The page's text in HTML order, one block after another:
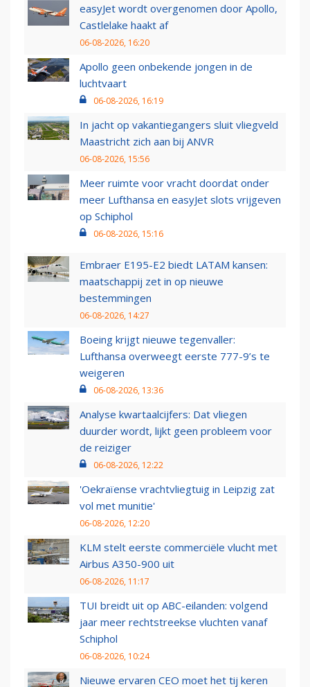
easyJet wordt overgenomen door Apollo,
Castlelake haakt af
06-08-2026, 16:20
Apollo geen onbekende jongen in de
luchtvaart
06-08-2026, 16:19
In jacht op vakantiegangers sluit vliegveld
Maastricht zich aan bij ANVR
06-08-2026, 15:56
Meer ruimte voor vracht doordat onder
meer Lufthansa en easyJet slots vrijgeven
op Schiphol
06-08-2026, 15:16
Embraer E195-E2 biedt LATAM kansen:
maatschappij zet in op nieuwe
bestemmingen
06-08-2026, 14:27
Boeing krijgt nieuwe tegenvaller:
Lufthansa overweegt eerste 777-9’s te
weigeren
06-08-2026, 13:36
Analyse kwartaalcijfers: Dat vliegen
duurder wordt, lijkt geen probleem voor
de reiziger
06-08-2026, 12:22
'Oekraïense vrachtvliegtuig in Leipzig zat
vol met munitie'
06-08-2026, 12:20
KLM stelt eerste commerciële vlucht met
Airbus A350-900 uit
06-08-2026, 11:17
TUI breidt uit op ABC-eilanden: volgend
jaar meer rechtstreekse vluchten vanaf
Schiphol
06-08-2026, 10:24
Nieuwe ervaren CEO moet het tij keren